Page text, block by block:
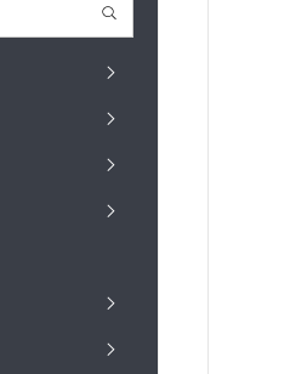
Prospect / Fury
Prospect / Fury
Primal / Split /
Primal / Split /
Venom 3200 /